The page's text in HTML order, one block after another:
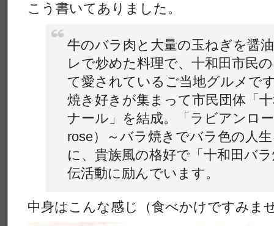
こう書いてありました。
牛のバラ肉と大量の玉ねぎを醤
レで炒めた料理で、十和田市民
て愛されているご当地グルメで
焼き好きが集まって市民団体「
ナール」を結成。「ラビアンロ
rose）～バラ焼きでバラ色の人
に、貴族風の格好で「十和田バ
伝活動に励んでいます。
中身はこんな感じ（食べかけですみま